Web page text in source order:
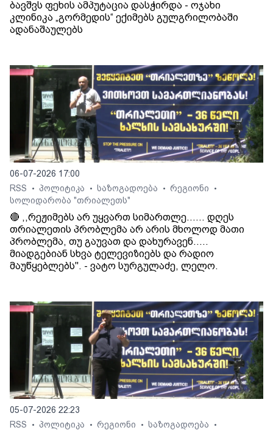
ბავშვს ფეხის ამპუტაცია დასჭირდა - ოჯახი
კლინიკა „გორმედის“ ექიმებს გულგრილობაში
ადანაშაულებს
06-07-2026 17:00
RSS
• პოლიტიკა • საზოგადოება • რეგიონი •
სოლიდარობა "თრიალეთს"
🔴 ,,რეჟიმებს არ უყვართ სიმართლე...... დღეს
თრიალეთის პრობლემა არ არის მხოლოდ მათი
პრობლემა, თუ გაუვათ და დახურავენ.....
მიადგებიან სხვა ტელევიზიებს და რადიო
მაუწყებლებს". - ვატო სურგულაძე, ლელო.
05-07-2026 22:23
RSS
• პოლიტიკა • რეგიონი • საზოგადოება •